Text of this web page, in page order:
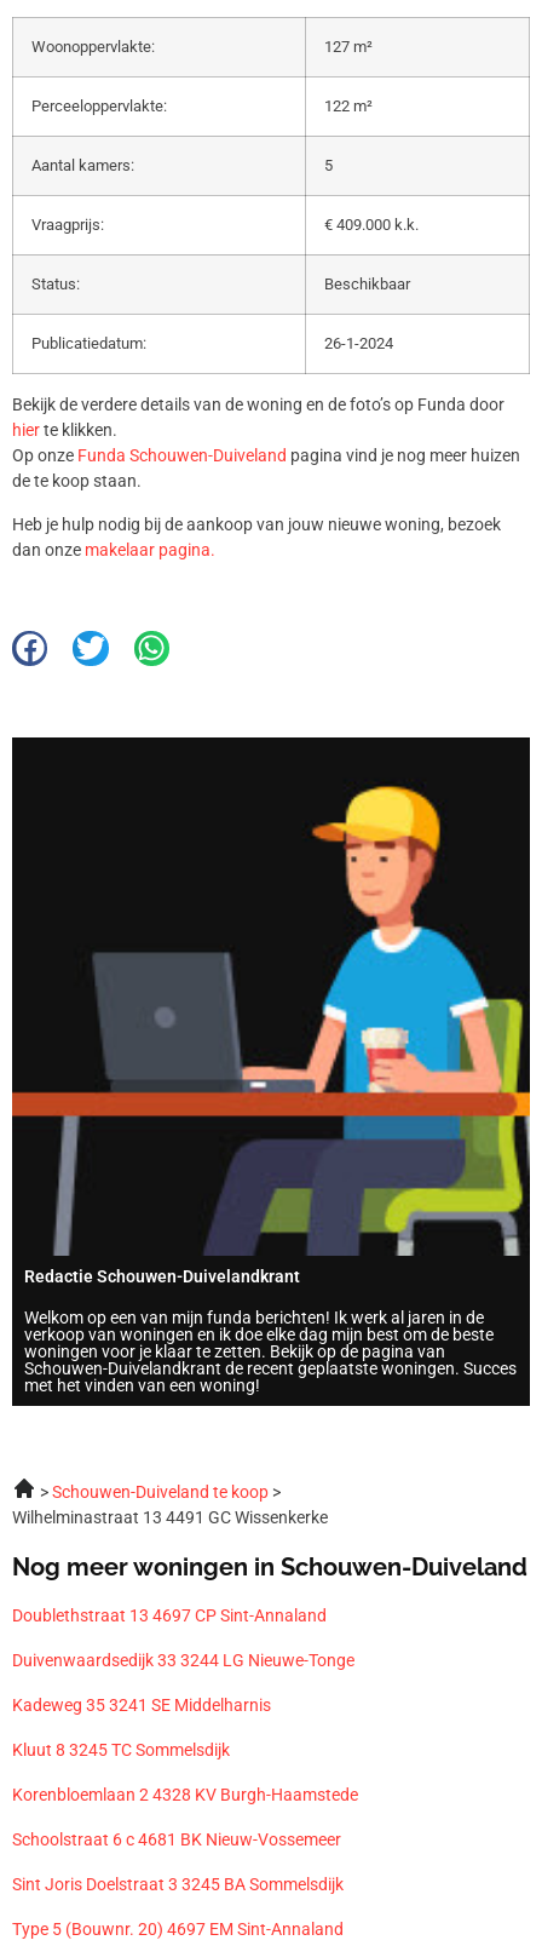
Woonoppervlakte: 127 m²
Perceeloppervlakte: 122 m²
Aantal kamers: 5
Vraagprijs: € 409.000 k.k.
Status: Beschikbaar
Publicatiedatum: 26-1-2024
Bekijk de verdere details van de woning en de foto’s op Funda door
hierte klikken.
Op onze Funda Schouwen-Duiveland pagina vind je nog meer huizen
de te koop staan.
Heb je hulp nodig bij de aankoop van jouw nieuwe woning, bezoek
dan onze makelaar pagina.
Redactie Schouwen-Duivelandkrant
Welkom op een van mijn funda berichten! Ik werk al jaren in de
verkoop van woningen en ik doe elke dag mijn best om de beste
woningen voor je klaar te zetten. Bekijk op de pagina van
Schouwen-Duivelandkrant de recent geplaatste woningen. Succes
met het vinden van een woning!
Schouwen-Duiveland te koop
Wilhelminastraat 13 4491 GC Wissenkerke
Nog meer woningen in Schouwen-Duiveland
Doublethstraat 13 4697 CP Sint-Annaland
Duivenwaardsedijk 33 3244 LG Nieuwe-Tonge
Kadeweg 35 3241 SE Middelharnis
Kluut 8 3245 TC Sommelsdijk
Korenbloemlaan 2 4328 KV Burgh-Haamstede
Schoolstraat 6 c 4681 BK Nieuw-Vossemeer
Sint Joris Doelstraat 3 3245 BA Sommelsdijk
Type 5 (Bouwnr. 20) 4697 EM Sint-Annaland